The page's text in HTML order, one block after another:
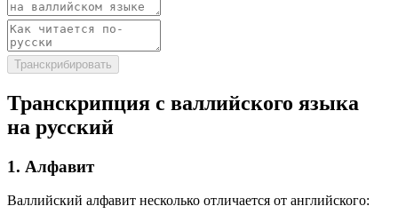
Транскрибировать
Транскрипция с валлийского языка
на русский
1. Алфавит
Валлийский алфавит несколько отличается от английского: